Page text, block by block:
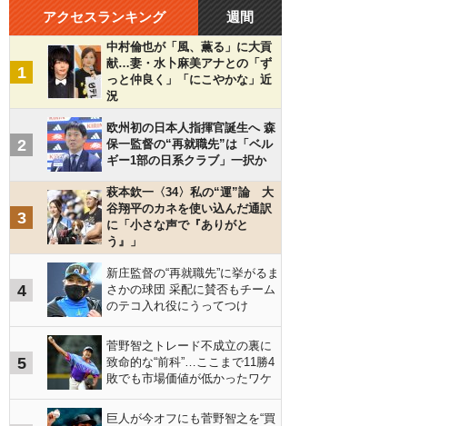
アクセスランキング 週間
1
中村倫也が「風、薫る」に大貢
献…妻・水卜麻美アナとの「ず
っと仲良く」「にこやかな」近
況
2
欧州初の日本人指揮官誕生へ 森
保一監督の“再就職先”は「ベル
ギー1部の日系クラブ」一択か
3
萩本欽一〈34〉私の“運”論 大
谷翔平のカネを使い込んだ通訳
に「小さな声で『ありがと
う』」
4
新庄監督の“再就職先”に挙がるま
さかの球団 采配に賛否もチーム
のテコ入れ役にうってつけ
5
菅野智之トレード不成立の裏に
致命的な“前科”…ここまで11勝4
敗でも市場価値が低かったワケ
巨人が今オフにも菅野智之を“買